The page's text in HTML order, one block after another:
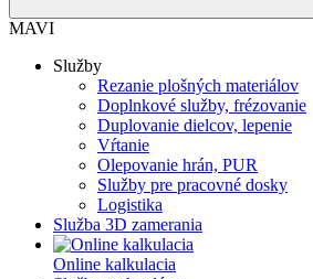
MAVI
Služby
Rezanie plošných materiálov
Doplnkové služby, frézovanie
Duplovanie dielcov, lepenie
Vŕtanie
Olepovanie hrán, PUR
Služby pre pracovné dosky
Logistika
Služba 3D zamerania
Online kalkulacia